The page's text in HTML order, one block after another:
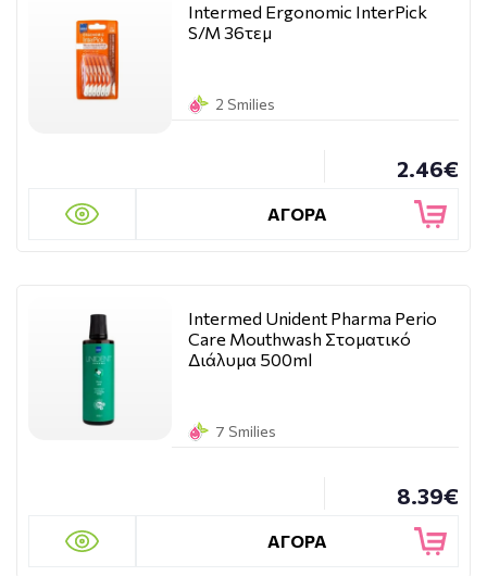
Intermed Ergonomic InterPick
S/M 36τεμ
2 Smilies
2.46€
ΑΓΟΡΑ
Intermed Unident Pharma Perio
Care Mouthwash Στοματικό
Διάλυμα 500ml
7 Smilies
8.39€
ΑΓΟΡΑ